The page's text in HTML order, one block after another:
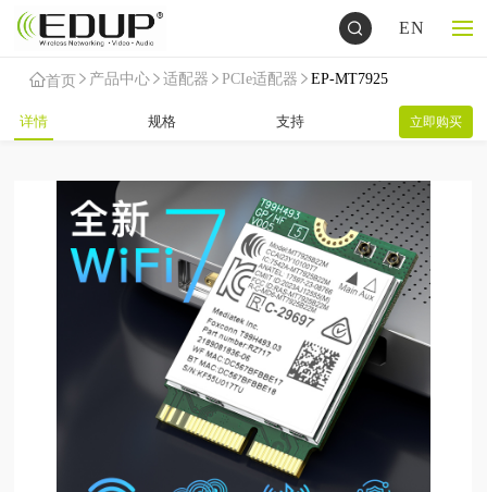
EN
首页 产品中心 适配器 PCIe适配器 EP-MT7925
详情 规格 支持 立即购买